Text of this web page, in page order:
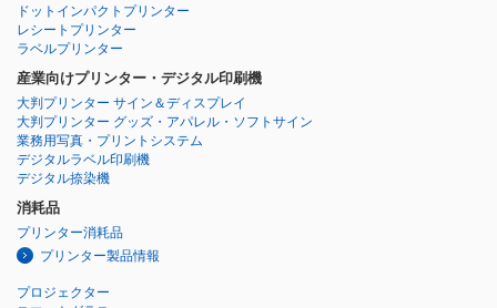
ドットインパクトプリンター
レシートプリンター
ラベルプリンター
産業向けプリンター・デジタル印刷機
大判プリンター サイン＆ディスプレイ
大判プリンター グッズ・アパレル・ソフトサイン
業務用写真・プリントシステム
デジタルラベル印刷機
デジタル捺染機
消耗品
プリンター消耗品
プリンター製品情報
プロジェクター